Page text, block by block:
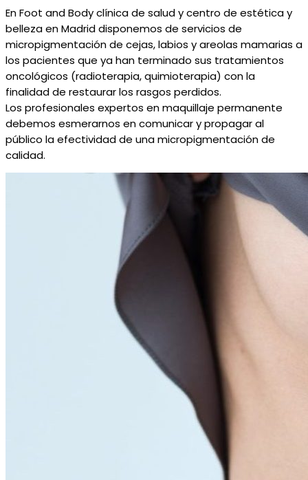
EnFoot andBodyclínica de salud y centro de estética y
belleza enMadriddisponemos de servicios de
micropigmentación de cejas, labios y areolas mamarias a
los pacientes que ya han terminado sus tratamientos
oncológicos (radioterapia, quimioterapia) con la
finalidadde restaurarlos rasgos perdidos.
Los profesionales expertos en maquillaje permanente
debemos esmerarnos en comunicar y propagaral
público laefectividad de una micropigmentación de
calidad.